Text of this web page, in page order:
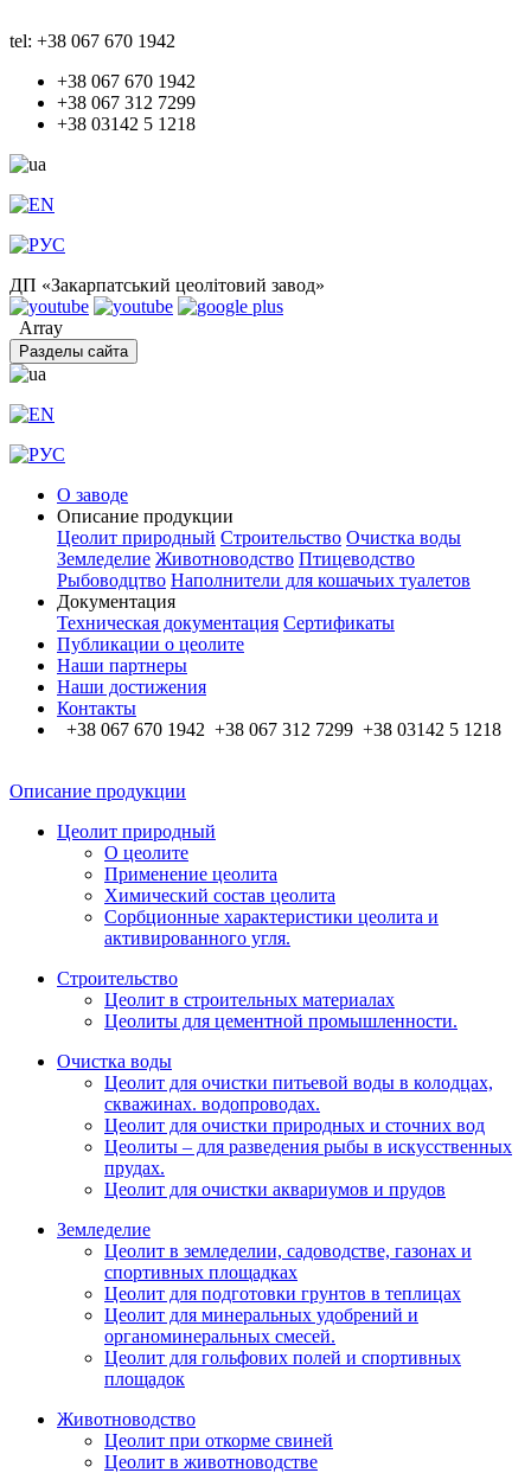
tel: +38 067 670 1942
+38 067 670 1942
+38 067 312 7299
+38 03142 5 1218
ДП «Закарпатський цеолітовий завод»
Array
Разделы сайта
О заводе
Описание продукции
Цеолит природный Строительство Очистка воды
Земледелие Животноводство Птицеводство
Рыбоводцтво Наполнители для кошачьих туалетов
Документация
Техническая документация Сертификаты
Публикации о цеолите
Наши партнеры
Наши достижения
Контакты
+38 067 670 1942 +38 067 312 7299 +38 03142 5 1218
Описание продукции
Цеолит природный
О цеолите
Применение цеолита
Химический состав цеолита
Сорбционные характеристики цеолита и
активированного угля.
Строительство
Цеолит в строительных материалах
Цеолиты для цементной промышленности.
Очистка воды
Цеолит для очистки питьевой воды в колодцах,
скважинах. водопроводах.
Цеолит для очистки природных и сточних вод
Цеолиты – для разведения рыбы в искусственных
прудах.
Цеолит для очистки аквариумов и прудов
Земледелие
Цеолит в земледелии, садоводстве, газонах и
спортивных площадках
Цеолит для подготовки грунтов в теплицах
Цеолит для минеральных удобрений и
органоминеральных смесей.
Цеолит для гольфових полей и спортивных
площадок
Животноводство
Цеолит при откорме свиней
Цеолит в животноводстве